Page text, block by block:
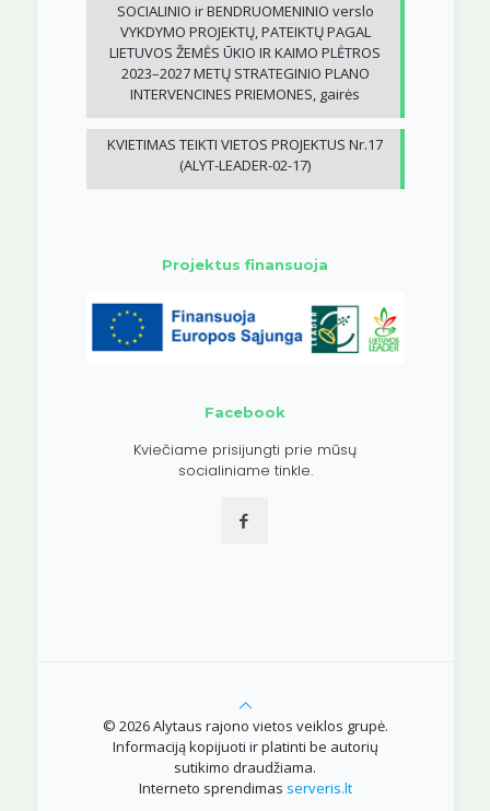
SOCIALINIO ir BENDRUOMENINIO verslo
VYKDYMO PROJEKTŲ, PATEIKTŲ PAGAL
LIETUVOS ŽEMĖS ŪKIO IR KAIMO PLĖTROS
2023–2027 METŲ STRATEGINIO PLANO
INTERVENCINES PRIEMONES, gairės
KVIETIMAS TEIKTI VIETOS PROJEKTUS Nr.17
(ALYT-LEADER-02-17)
Projektus finansuoja
Facebook
Kviečiame prisijungti prie mūsų
socialiniame tinkle.
© 2026 Alytaus rajono vietos veiklos grupė.
Informaciją kopijuoti ir platinti be autorių
sutikimo draudžiama.
Interneto sprendimas serveris.lt